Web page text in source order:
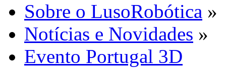
Sobre o LusoRobótica »
Notícias e Novidades »
Evento Portugal 3D